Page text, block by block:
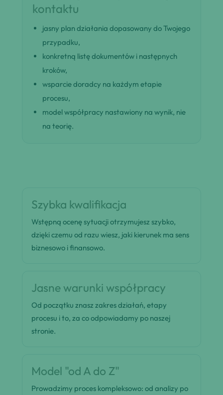
kontaktu
jasny plan działania dopasowany do Twojego
przypadku,
konkretną listę dokumentów i następnych
kroków,
wsparcie doradcy na każdym etapie
procesu,
model współpracy nastawiony na wynik, nie
na teorię.
Szybka kwalifikacja
Wstępną ocenę sytuacji otrzymujesz szybko,
dzięki czemu od razu wiesz, jaki kierunek ma sens
biznesowo i finansowo.
Jasne warunki współpracy
Od początku znasz zakres działań, etapy
procesu i to, za co odpowiadamy po naszej
stronie.
Model "od A do Z"
Prowadzimy proces kompleksowo: od analizy po